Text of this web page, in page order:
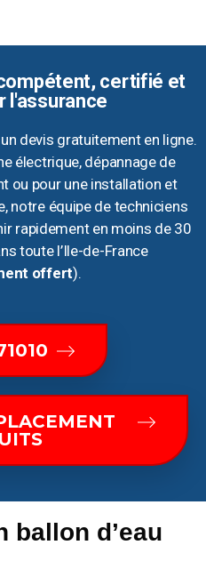
certifié et
l'assurance
devis gratuitement en ligne.
électrique, dépannage de
ou pour une installation et
notre équipe de techniciens
rapidement en moins de 30
toute l’Ile-de-France
offert).
ballon d’eau